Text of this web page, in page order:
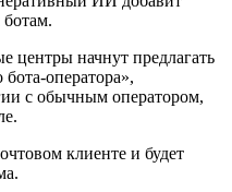
центры начнут предлагать
с обычным оператором,
клиенте и будет